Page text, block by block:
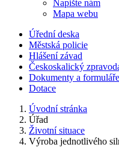
Napište nám
Mapa webu
Úřední deska
Městská policie
Hlášení závad
Českoskalický
Dokumenty a formuláře
Dotace
Úvodní stránka
Úřad
Životní situace
Výroba jednotlivého